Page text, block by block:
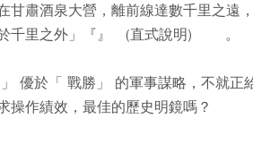
甘肅酒泉大營，離前線達數千里之遠
於千里之外」『』 (直式說明) 。
優於「 戰勝」 的軍事謀略，不就
操作績效，最佳的歷史明鏡嗎？